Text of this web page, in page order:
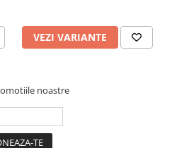
VEZI VARIANTE
noastre